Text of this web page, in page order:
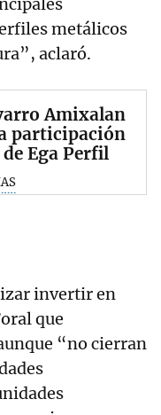
metálicos
aclaró.
Amixalan
participación
Ega Perfil
invertir en
que
“no cierran